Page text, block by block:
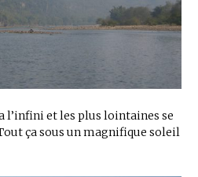
l’infini et les plus lointaines se
ça sous un magnifique soleil